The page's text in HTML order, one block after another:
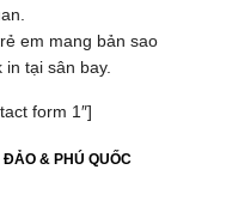
em mang bản sao
tại sân bay.
form 1″]
ĐẢO & PHÚ QUỐC